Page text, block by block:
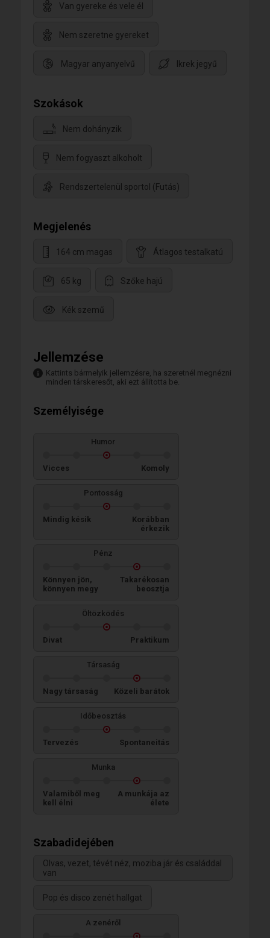
Van gyereke és vele él
Nem szeretne gyereket
Magyar anyanyelvű Ikrek jegyű
Szokások
Nem dohányzik
Nem fogyaszt alkoholt
Rendszertelenül sportol (Futás)
Megjelenés
164 cm magas Átlagos testalkatú
65 kg Szőke hajú
Kék szemű
Jellemzése
Kattints bármelyik jellemzésre, ha szeretnél megnézni
minden társkeresőt, aki ezt állította be.
Személyisége
Humor
Vicces Komoly
Pontosság
Mindig késik
Korábban
érkezik
Pénz
Könnyen jön,
könnyen megy
Takarékosan
beosztja
Öltözködés
Divat Praktikum
Társaság
Nagy társaság Közeli barátok
Időbeosztás
Tervezés Spontaneitás
Munka
Valamiből meg
kell élni
A munkája az
élete
Szabadidejében
Olvas, vezet, tévét néz, moziba jár és családdal
van
Pop és disco zenét hallgat
A zenéről